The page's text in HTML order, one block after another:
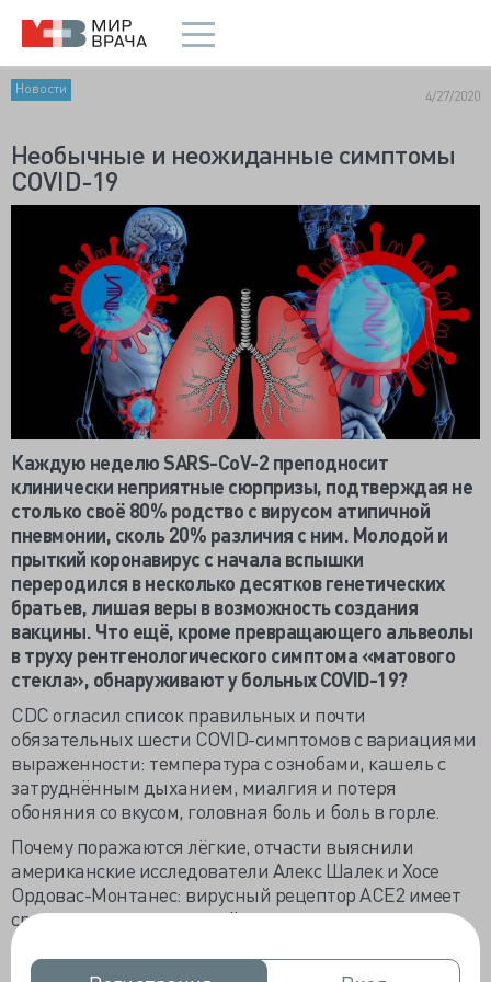
Новости 4/27/2020
Необычные и неожиданные симптомы
COVID-19
Каждую неделюSARS-CoV-2 преподносит
клинически неприятные сюрпризы, подтверждая не
столько своё 80% родство с вирусом атипичной
пневмонии, сколь 20% различия с ним. Молодой и
прыткий коронавирус с начала вспышки
переродился в несколько десятков генетических
братьев, лишая веры в возможность создания
вакцины. Что ещё, кроме превращающего альвеолы
в труху рентгенологического симптома «матового
стекла», обнаруживают у больных COVID-19?
CDC огласил список правильных и почти
обязательных шести COVID-симптомов с вариациями
выраженности: температура с ознобами, кашель с
затруднённым дыханием, миалгия и потеря
обоняния со вкусом, головная боль и боль в горле.
Почему поражаются лёгкие, отчасти выяснили
американские исследователи Алекс Шалек и Хосе
Ордовас-Монтанес: вирусный рецептор ACE2 имеет
сродство к пневмоцитам II типа в альвеолах,
рецептор содержит фермент TMPRSS2, к которому
испытывает сродство интерферон. Преступная связь